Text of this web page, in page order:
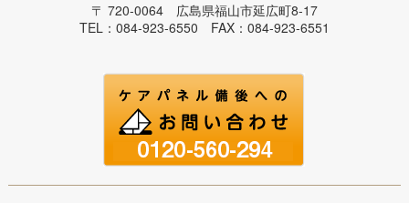
〒 720-0064 広島県福山市延広町8-17
TEL：084-923-6550 FAX：084-923-6551